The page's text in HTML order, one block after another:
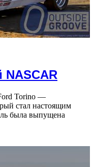
NASCAR
Torino —
стал настоящим
была выпущена